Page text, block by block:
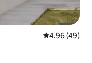
Calificación
4.96 (49)